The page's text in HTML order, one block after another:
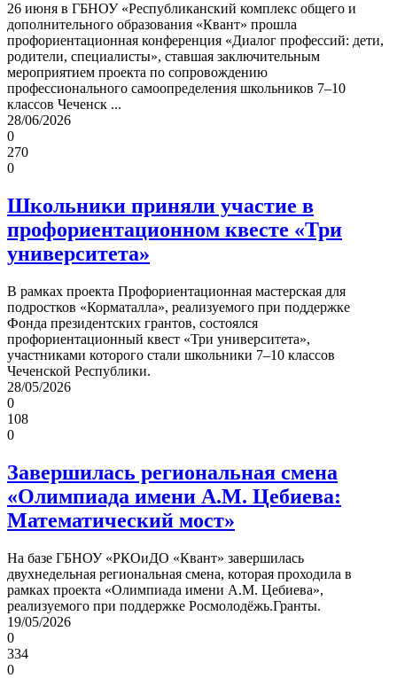
26 июня в ГБНОУ «Республиканский комплекс общего и
дополнительного образования «Квант» прошла
профориентационная конференция «Диалог профессий: дети,
родители, специалисты», ставшая заключительным
мероприятием проекта по сопровождению
профессионального самоопределения школьников 7–10
классов Чеченск ...
28/06/2026
0
270
0
Школьники приняли участие в
профориентационном квесте «Три
университета»
В рамках проекта Профориентационная мастерская для
подростков «Корматалла», реализуемого при поддержке
Фонда президентских грантов, состоялся
профориентационный квест «Три университета»,
участниками которого стали школьники 7–10 классов
Чеченской Республики.
28/05/2026
0
108
0
Завершилась региональная смена
«Олимпиада имени А.М. Цебиева:
Математический мост»
На базе ГБНОУ «РКОиДО «Квант» завершилась
двухнедельная региональная смена, которая проходила в
рамках проекта «Олимпиада имени А.М. Цебиева»,
реализуемого при поддержке Росмолодёжь.Гранты.
19/05/2026
0
334
0